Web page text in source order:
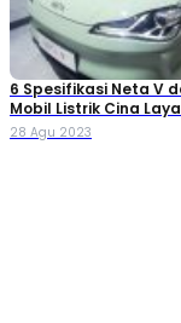
6 Spesifikasi Neta V
Mobil Listrik Cina
28 Agu 2023